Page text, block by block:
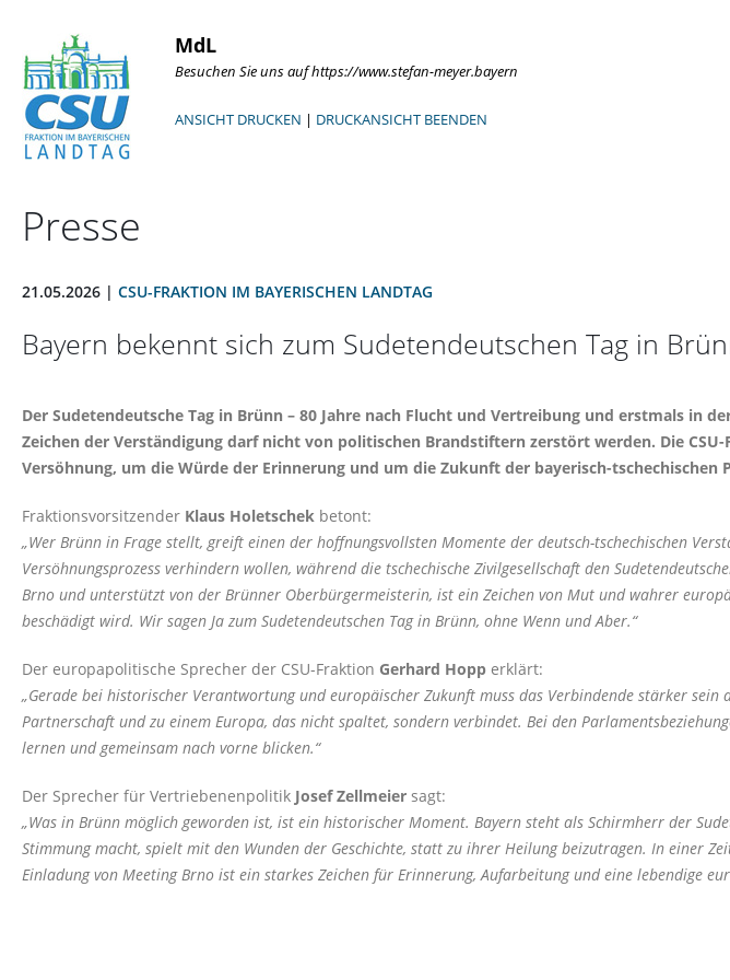
MdL
Besuchen Sie uns auf https://www.stefan-meyer.bayern
ANSICHT DRUCKEN | DRUCKANSICHT BEENDEN
Presse
21.05.2026 | CSU-FRAKTION IM BAYERISCHEN LANDTAG
Bayern bekennt sich zum Sudetendeutschen Tag in
Der Sudetendeutsche Tag in Brünn – 80 Jahre nach Flucht und Vertreibung und erstmals in
Zeichen der Verständigung darf nicht von politischen Brandstiftern zerstört werden. Die
Versöhnung, um die Würde der Erinnerung und um die Zukunft der bayerisch-tschechischen
Fraktionsvorsitzender Klaus Holetschek betont:
Wer Brünn in Frage stellt, greift einen der hoffnungsvollsten Momente der deutsch-tschechischen
Versöhnungsprozess verhindern wollen, während die tschechische Zivilgesellschaft den
Brno und unterstützt von der Brünner Oberbürgermeisterin, ist ein Zeichen von Mut und wahrer
beschädigt wird. Wir sagen Ja zum Sudetendeutschen Tag in Brünn, ohne Wenn und Aber.“
Der europapolitische Sprecher der CSU-Fraktion Gerhard Hopp erklärt:
Gerade bei historischer Verantwortung und europäischer Zukunft muss das Verbindende stärker sein
Partnerschaft und zu einem Europa, das nicht spaltet, sondern verbindet. Bei den
lernen und gemeinsam nach vorne blicken.“
Der Sprecher für Vertriebenenpolitik Josef Zellmeier sagt:
Was in Brünn möglich geworden ist, ist ein historischer Moment. Bayern steht als Schirmherr der
Stimmung macht, spielt mit den Wunden der Geschichte, statt zu ihrer Heilung beizutragen. In einer
Einladung von Meeting Brno ist ein starkes Zeichen für Erinnerung, Aufarbeitung und eine lebendige